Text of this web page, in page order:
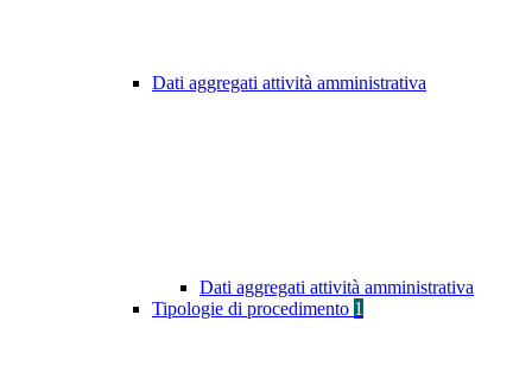
Dati aggregati attività amministrativa
Dati aggregati attività amministrativa
Tipologie di procedimento 1